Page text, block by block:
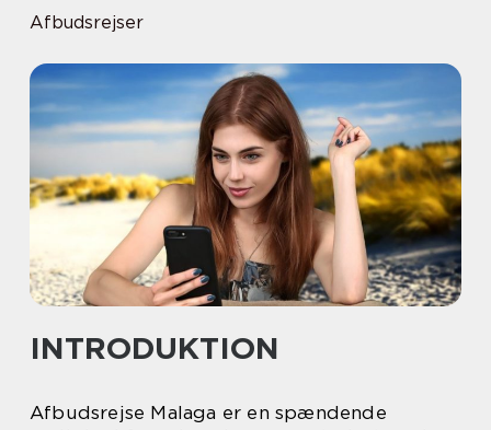
Afbudsrejser
INTRODUKTION
Afbudsrejse Malaga er en spændende